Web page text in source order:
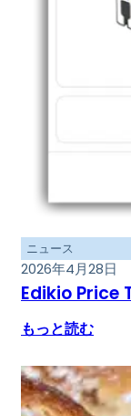
ニュース
2026年4月28日
Edikio Price
もっと読む